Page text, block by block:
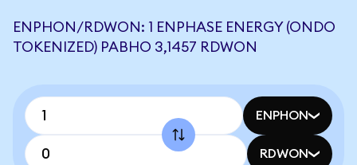
ENPHON/RDWON: 1 ENPHASE ENERGY (ONDO
TOKENIZED) РАВНО 3,1457 RDWON
ENPHON
RDWON